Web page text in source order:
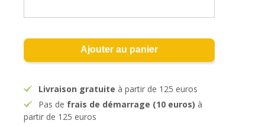
Ajouter au panier
Livraison gratuite à partir de 125 euros
Pas de frais de démarrage (10 euros) à
partir de 125 euros